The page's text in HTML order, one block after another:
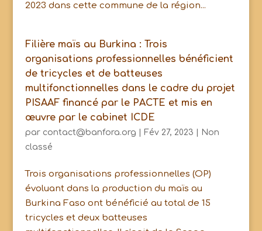
2023 dans cette commune de la région...
Filière maïs au Burkina : Trois
organisations professionnelles bénéficient
de tricycles et de batteuses
multifonctionnelles dans le cadre du projet
PISAAF financé par le PACTE et mis en
œuvre par le cabinet ICDE
par contact@banfora.org Fév 27, 2023
Non
classé
Trois organisations professionnelles (OP)
évoluant dans la production du maïs au
Burkina Faso ont bénéficié au total de 15
tricycles et deux batteuses